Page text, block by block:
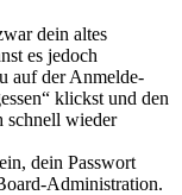
dein altes
es jedoch
auf der Anmelde-
klickst und den
schnell wieder
dein Passwort
Administration.